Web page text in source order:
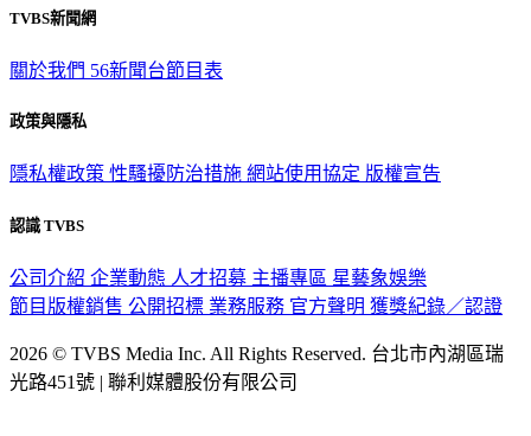
TVBS新聞網
關於我們 56新聞台節目表
政策與隱私
隱私權政策 性騷擾防治措施 網站使用協定 版權宣告
認識 TVBS
公司介紹 企業動態 人才招募 主播專區 星藝象娛樂
節目版權銷售 公開招標 業務服務 官方聲明 獲獎紀錄／認證
2026 © TVBS Media Inc. All Rights Reserved. 台北市內湖區瑞
光路451號 | 聯利媒體股份有限公司